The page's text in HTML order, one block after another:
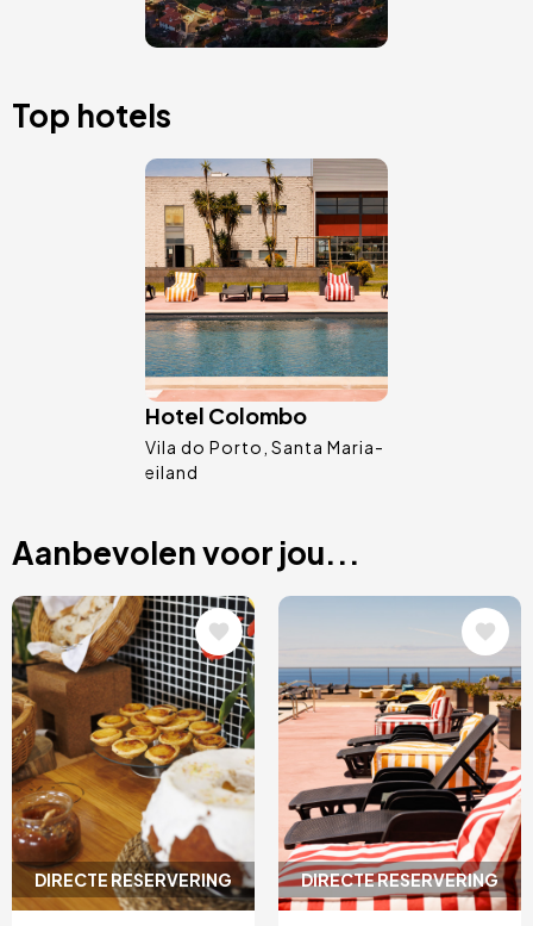
Top hotels
Afbeelding
Hotel Colombo
Vila do Porto Santa Maria-
eiland
Aanbevolen voor jou...
DIRECTE RESERVERING
Afbeelding
DIRECTE RESERVERING
Afbeelding